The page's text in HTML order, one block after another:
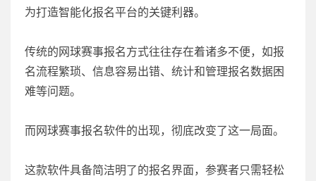
为打造智能化报名平台的关键利器。
传统的网球赛事报名方式往往存在着诸多不便，如报
名流程繁琐、信息容易出错、统计和管理报名数据困
难等问题。
而网球赛事报名软件的出现，彻底改变了这一局面。
这款软件具备简洁明了的报名界面，参赛者只需轻松